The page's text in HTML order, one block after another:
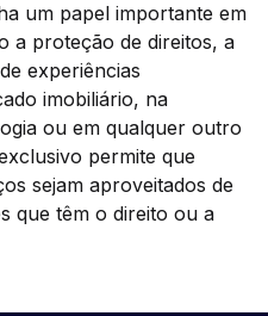
um papel importante em
a proteção de direitos, a
experiências
imobiliário, na
ou em qualquer outro
permite que
sejam aproveitados de
que têm o direito ou a